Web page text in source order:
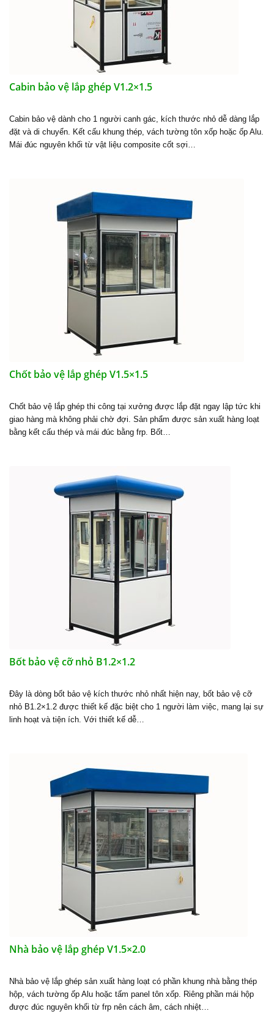
Cabin bảo vệ lắp ghép V1.2×1.5
Cabin bảo vệ dành cho 1 người canh gác, kích thước nhỏ dễ dàng lắp
đặt và di chuyển. Kết cấu khung thép, vách tường tôn xốp hoặc ốp Alu.
Mái đúc nguyên khối từ vật liệu composite cốt sợi…
Chốt bảo vệ lắp ghép V1.5×1.5
Chốt bảo vệ lắp ghép thi công tại xưởng được lắp đặt ngay lập tức khi
giao hàng mà không phải chờ đợi. Sản phẩm được sản xuất hàng loạt
bằng kết cấu thép và mái đúc bằng frp. Bốt…
Bốt bảo vệ cỡ nhỏ B1.2×1.2
Đây là dòng bốt bảo vệ kích thước nhỏ nhất hiện nay, bốt bảo vệ cỡ
nhỏ B1.2×1.2 được thiết kế đặc biệt cho 1 người làm việc, mang lại sự
linh hoạt và tiện ích. Với thiết kế dễ…
Nhà bảo vệ lắp ghép V1.5×2.0
Nhà bảo vệ lắp ghép sản xuất hàng loạt có phần khung nhà bằng thép
hộp, vách tường ốp Alu hoặc tấm panel tôn xốp. Riêng phần mái hộp
được đúc nguyên khối từ frp nên cách âm, cách nhiệt…